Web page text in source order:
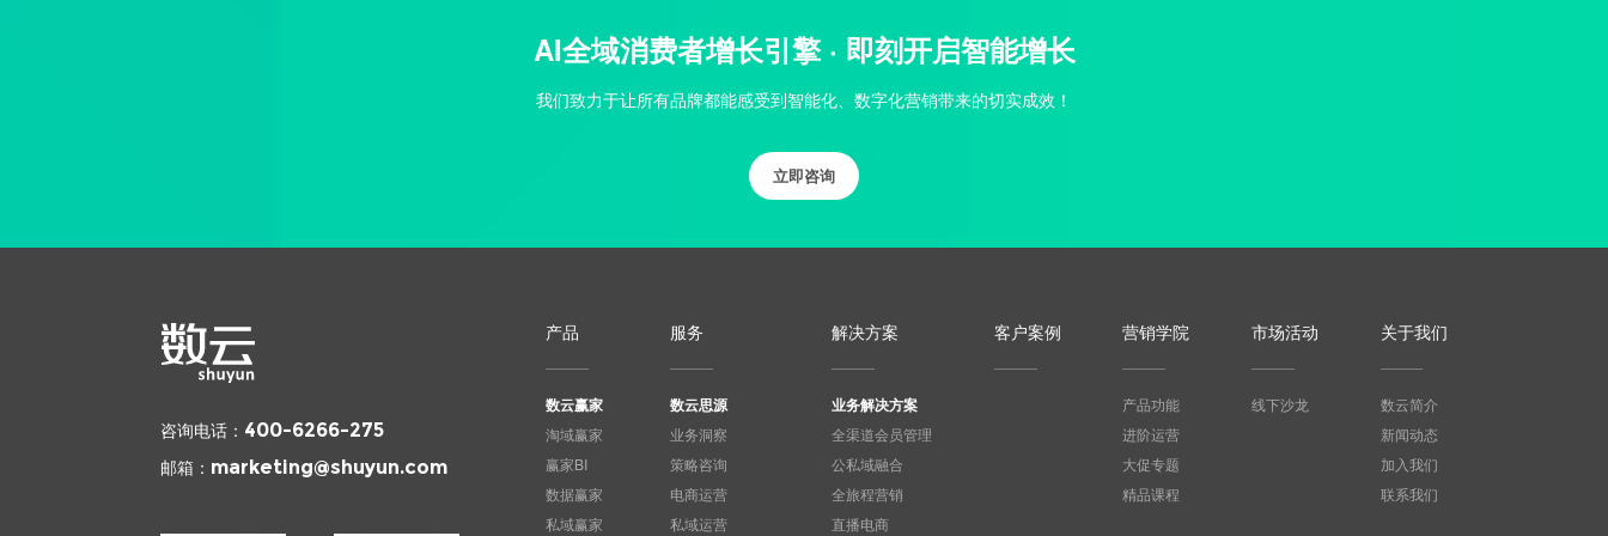
AI全域消费者增长引擎 · 即刻开启智能增长
我们致力于让所有品牌都能感受到智能化、数字化营销带来的切实成效！
立即咨询
咨询电话： 400-6266-275
邮箱： marketing@shuyun.com
产品
数云赢家
淘域赢家
赢家BI
数据赢家
私域赢家
服务
数云思源
业务洞察
策略咨询
电商运营
私域运营
解决方案
业务解决方案
全渠道会员管理
公私域融合
全旅程营销
直播电商
客户案例 营销学院
产品功能
进阶运营
大促专题
精品课程
市场活动
线下沙龙
关于我们
数云简介
新闻动态
加入我们
联系我们